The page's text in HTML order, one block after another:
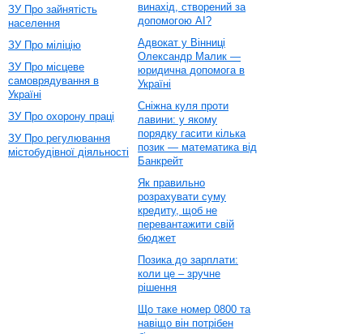
ЗУ Про зайнятість
населення
ЗУ Про міліцію
ЗУ Про місцеве
самоврядування в
Україні
ЗУ Про охорону праці
ЗУ Про регулювання
містобудівної діяльності
винахід, створений за
допомогою AI?
Адвокат у Вінниці
Олександр Малик —
юридична допомога в
Україні
Сніжна куля проти
лавини: у якому
порядку гасити кілька
позик — математика від
Банкрейт
Як правильно
розрахувати суму
кредиту, щоб не
перевантажити свій
бюджет
Позика до зарплати:
коли це – зручне
рішення
Що таке номер 0800 та
навіщо він потрібен